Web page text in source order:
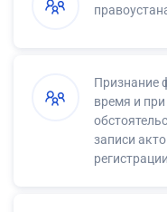
Признание
время и
записи